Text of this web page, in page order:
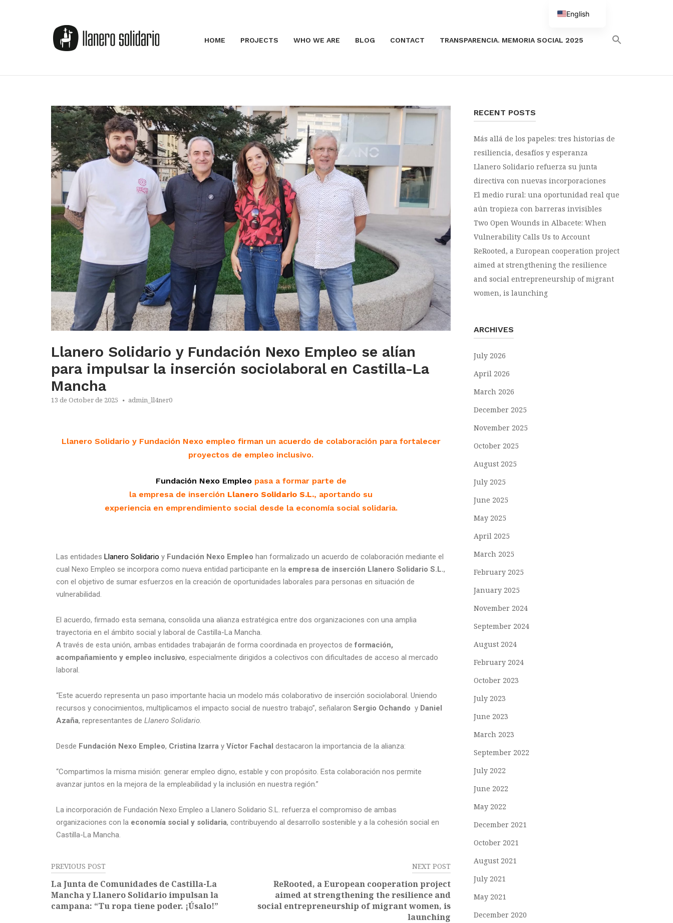
HOME PROJECTS WHO WE ARE BLOG CONTACT TRANSPARENCIA. MEMORIA SOCIAL 2025
Llanero Solidario y Fundación Nexo Empleo se alían
para impulsar la inserción sociolaboral en Castilla-La
Mancha
13 de October de 2025 admin_ll4ner0
Llanero Solidario y Fundación Nexo empleo firman un acuerdo de colaboración para fortalecer
proyectos de empleo inclusivo.
Fundación Nexo Empleopasa a formar parte de
la empresa de inserción Llanero Solidario S.L., aportando su
experiencia en emprendimiento social desde la economía social solidaria.
Las entidades Llanero Solidario y Fundación Nexo Empleo han formalizado un acuerdo de colaboración mediante el
cual Nexo Empleo se incorpora como nueva entidad participante en la empresa de inserción Llanero Solidario S.L.,
con el objetivo de sumar esfuerzos en la creación de oportunidades laborales para personas en situación de
vulnerabilidad.
El acuerdo, firmado esta semana, consolida una alianza estratégica entre dos organizaciones con una amplia
trayectoria en el ámbito social y laboral de Castilla-La Mancha.
A través de esta unión, ambas entidades trabajarán de forma coordinada en proyectos deformación,
acompañamiento y empleo inclusivo, especialmente dirigidos a colectivos con dificultades de acceso al mercado
laboral.
“Este acuerdo representa un paso importante hacia un modelo más colaborativo de inserción sociolaboral. Uniendo
recursos y conocimientos, multiplicamos el impacto social de nuestro trabajo”, señalaron Sergio Ochando y Daniel
Azaña, representantes de Llanero Solidario.
Desde Fundación Nexo Empleo, Cristina Izarra y Víctor Fachal destacaron la importancia de la alianza:
“Compartimos la misma misión: generar empleo digno, estable y con propósito. Esta colaboración nos permite
avanzar juntos en la mejora de la empleabilidad y la inclusión en nuestra región.”
La incorporación de Fundación Nexo Empleo a Llanero Solidario S.L. refuerza el compromiso de ambas
organizaciones con la economía social y solidaria, contribuyendo al desarrollo sostenible y a la cohesión social en
Castilla-La Mancha.
PREVIOUS POST
La Junta de Comunidades de Castilla-La
Mancha y Llanero Solidario impulsan la
campana: “Tu ropa tiene poder. ¡Úsalo!”
NEXT POST
ReRooted, a European cooperation project
aimed at strengthening the resilience and
social entrepreneurship of migrant women, is
launching
RECENT POSTS
Más allá de los papeles: tres historias de
resiliencia, desafíos y esperanza
Llanero Solidario refuerza su junta
directiva con nuevas incorporaciones
El medio rural: una oportunidad real que
aún tropieza con barreras invisibles
Two Open Wounds in Albacete: When
Vulnerability Calls Us to Account
ReRooted, a European cooperation project
aimed at strengthening the resilience
and social entrepreneurship of migrant
women, is launching
ARCHIVES
July 2026
April 2026
March 2026
December 2025
November 2025
October 2025
August 2025
July 2025
June 2025
May 2025
April 2025
March 2025
February 2025
January 2025
November 2024
September 2024
August 2024
February 2024
October 2023
July 2023
June 2023
March 2023
September 2022
July 2022
June 2022
May 2022
December 2021
October 2021
August 2021
July 2021
May 2021
December 2020
English